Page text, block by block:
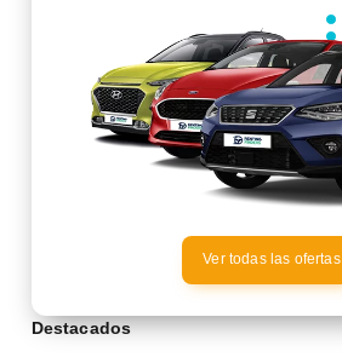
Ver todas las ofertas
Destacados